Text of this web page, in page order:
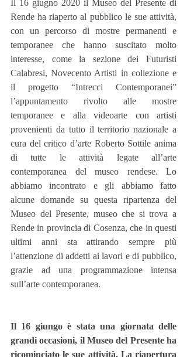
Il 16 giugno 2020 il Museo del Presente di
Rende ha riaperto al pubblico le sue attività,
con un percorso di mostre permanenti e
temporanee che hanno suscitato molto
interesse, come la sezione dei Futuristi
Calabresi, Novecento Artisti in collezione e
il progetto “Intrecci Contemporanei”
l’appuntamento rivolto alle mostre
temporanee e alla videoarte con artisti
provenienti da tutto il territorio nazionale a
cura del critico d’arte Roberto Sottile anima
di tutte le attività legate all’arte
contemporanea del museo rendese. Lo
abbiamo incontrato e gli abbiamo fatto
alcune domande su questa ripartenza del
Museo del Presente, museo che si trova a
Rende in provincia di Cosenza, che in questi
ultimi anni sta attirando sempre più
l’attenzione di addetti ai lavori e di pubblico,
grazie ad una programmazione intensa
sull’arte contemporanea.
Il 16 giungo è stata una giornata delle
grandi occasioni, il Museo del Presente ha
ricominciato le sue attività. La riapertura